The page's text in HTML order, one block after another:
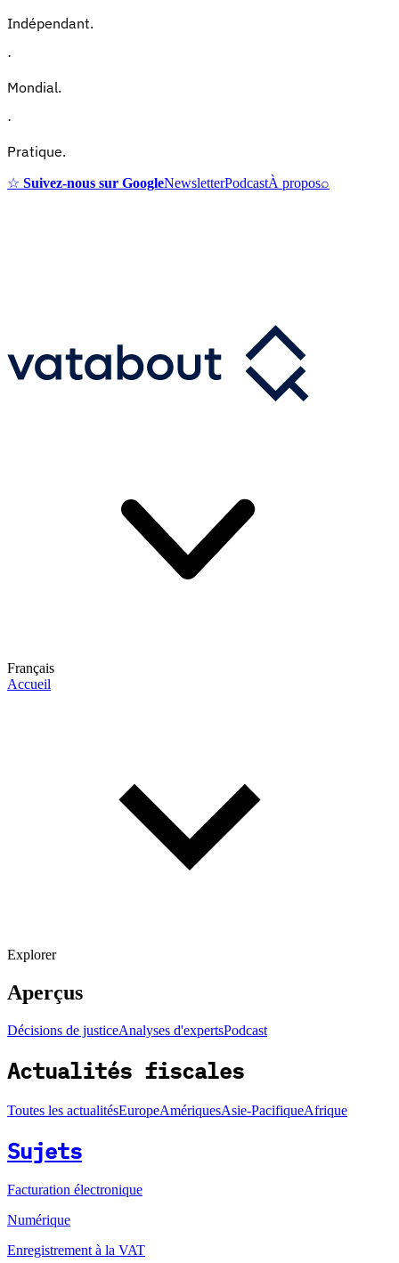
Indépendant.
·
Mondial.
·
Pratique.
☆ Suivez-nous sur GoogleNewsletterPodcastÀ propos⌕
Français
Accueil
Explorer
Aperçus
Décisions de justiceAnalyses d'expertsPodcast
Actualités fiscales
Toutes les actualitésEuropeAmériquesAsie-PacifiqueAfrique
Sujets
Facturation électronique
Numérique
Enregistrement à la VAT